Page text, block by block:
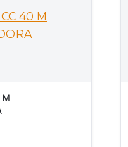
M